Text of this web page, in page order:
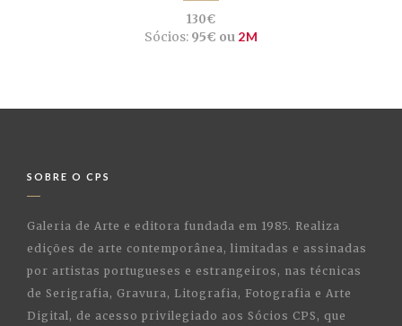
130€
Sócios:95€ ou 2M
SOBRE O CPS
Galeria de Arte e editora fundada em 1985. Realiza
edições de arte contemporânea, limitadas e assinadas
por artistas portugueses e estrangeiros, nas técnicas
de Serigrafia, Gravura, Litografia, Fotografia e Arte
Digital, de acesso privilegiado aos Sócios CPS, que